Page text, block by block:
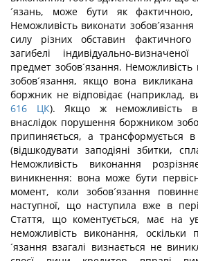
´язань, може бути як
Неможливість виконати
силу різних обставин фактичного
загибелі індивідуально-
предмет зобов´язання.
зобов´язання, якщо вона викликана
боржник не відповідає (наприклад,
616 ЦК). Якщо ж неможливість
внаслідок порушення боржником
припиняється, а трансформується в
(відшкодувати заподіяні збитки,
Неможливість виконання
виникнення: вона може бути
момент, коли зобов´язання
наступної, що наступила вже в
Стаття, що коментується, має на
неможливість виконання, оскільки
´язання взагалі визнається не